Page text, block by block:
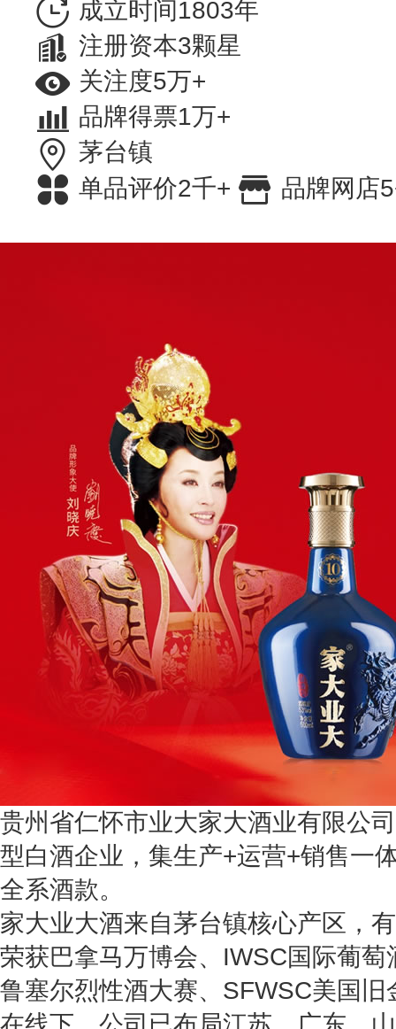
成立时间1803年
注册资本3颗星
关注度5万+
品牌得票1万+
茅台镇
单品评价2千+
品牌网店
贵州省仁怀市业大家大酒业有限公
型白酒企业，集生产+运营+销售一
全系酒款。
家大业大酒来自茅台镇核心产区，
荣获巴拿马万博会、IWSC国际葡
鲁塞尔烈性酒大赛、SFWSC美国